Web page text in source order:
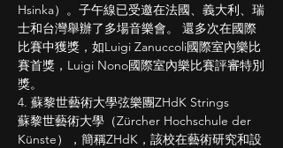
Hsinka）。子午線已受邀在法國、義大利、瑞
士和台灣舉辦了多場音樂會。 還多次在國際
比賽中獲獎，如Luigi Zanuccoli國際室內樂比
賽首獎，Luigi Nono國際室內樂比賽評審特別
獎。
4. 蘇黎世藝術大學弦樂團ZHdK Strings
蘇黎世藝術大學（Zürcher Hochschule der
Künste），簡稱ZHdK，該校在藝術研究和設